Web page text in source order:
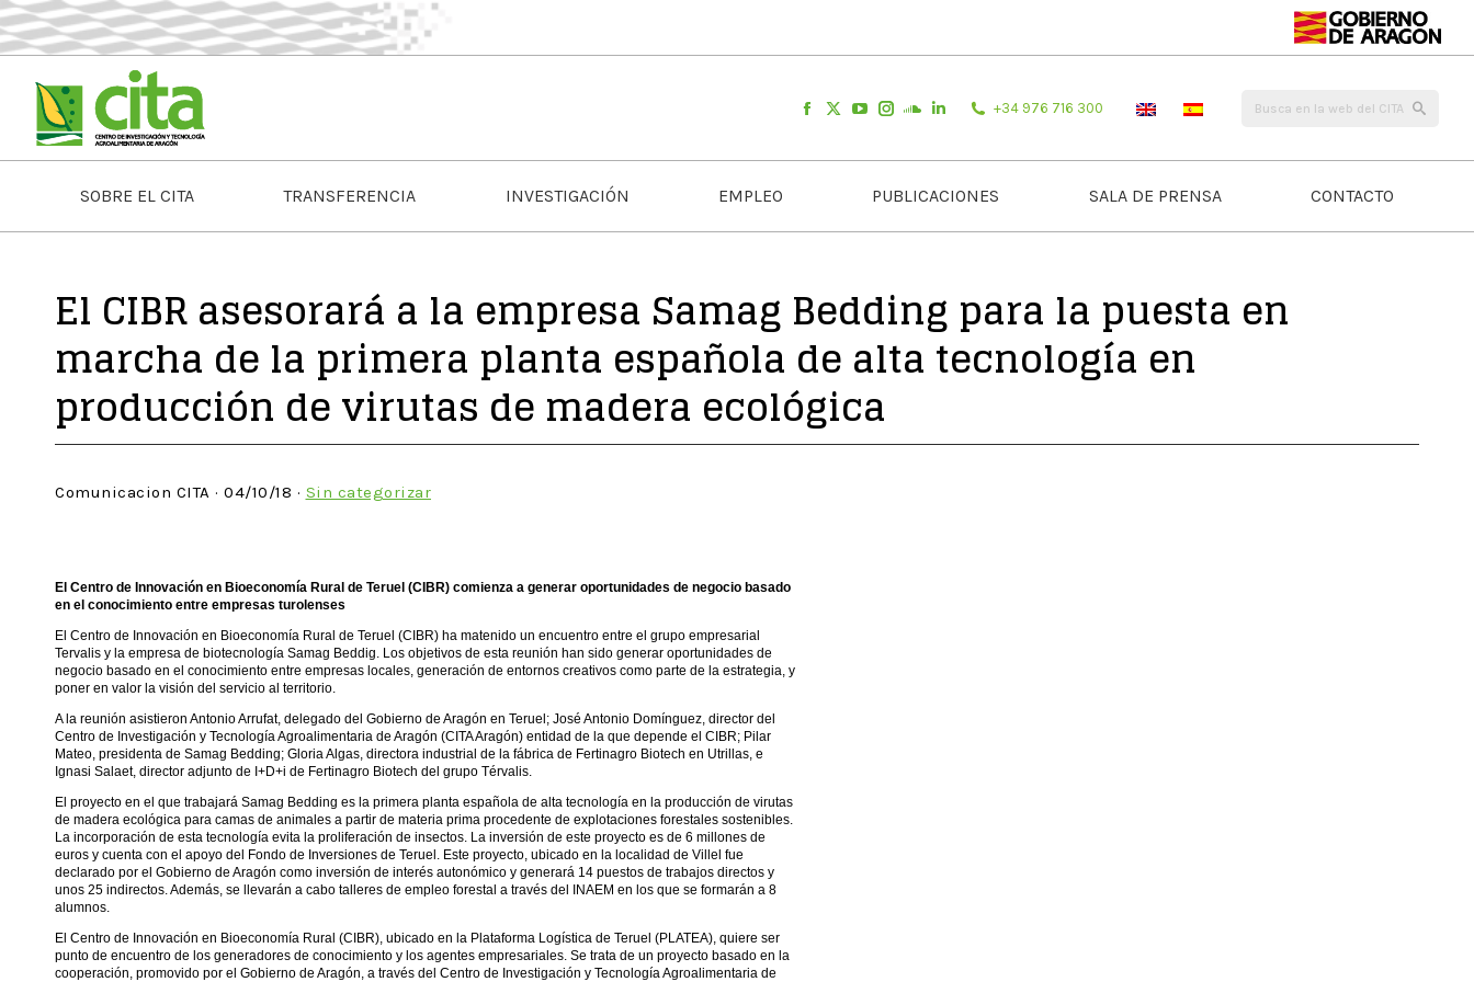
+34 976 716 300
SOBRE EL CITA TRANSFERENCIA INVESTIGACIÓN EMPLEO PUBLICACIONES SALA DE PRENSA CONTACTO
El CIBR asesorará a la empresa Samag Bedding para la puesta en
marcha de la primera planta española de alta tecnología en
producción de virutas de madera ecológica
Comunicacion CITA · 04/10/18 · Sin categorizar
El Centro de Innovación en Bioeconomía Rural de Teruel (CIBR) comienza a generar oportunidades de negocio basado
en el conocimiento entre empresas turolenses
El Centro de Innovación en Bioeconomía Rural de Teruel (CIBR) ha matenido un encuentro entre el grupo empresarial
Tervalis y la empresa de biotecnología Samag Beddig. Los objetivos de esta reunión han sido generar oportunidades de
negocio basado en el conocimiento entre empresas locales, generación de entornos creativos como parte de la estrategia, y
poner en valor la visión del servicio al territorio.
A la reunión asistieron Antonio Arrufat, delegado del Gobierno de Aragón en Teruel; José Antonio Domínguez, director del
Centro de Investigación y Tecnología Agroalimentaria de Aragón (CITA Aragón) entidad de la que depende el CIBR; Pilar
Mateo, presidenta de Samag Bedding; Gloria Algas, directora industrial de la fábrica de Fertinagro Biotech en Utrillas, e
Ignasi Salaet, director adjunto de I+D+i de Fertinagro Biotech del grupo Térvalis.
El proyecto en el que trabajará Samag Bedding es la primera planta española de alta tecnología en la producción de virutas
de madera ecológica para camas de animales a partir de materia prima procedente de explotaciones forestales sostenibles.
La incorporación de esta tecnología evita la proliferación de insectos. La inversión de este proyecto es de 6 millones de
euros y cuenta con el apoyo del Fondo de Inversiones de Teruel. Este proyecto, ubicado en la localidad de Villel fue
declarado por el Gobierno de Aragón como inversión de interés autonómico y generará 14 puestos de trabajos directos y
unos 25 indirectos. Además, se llevarán a cabo talleres de empleo forestal a través del INAEM en los que se formarán a 8
alumnos.
El Centro de Innovación en Bioeconomía Rural (CIBR), ubicado en la Plataforma Logística de Teruel (PLATEA), quiere ser
punto de encuentro de los generadores de conocimiento y los agentes empresariales. Se trata de un proyecto basado en la
cooperación, promovido por el Gobierno de Aragón, a través del Centro de Investigación y Tecnología Agroalimentaria de